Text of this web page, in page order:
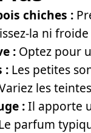
chiches :
la ni
: Optez pour
: Les petites
les
:Il apporte
parfum